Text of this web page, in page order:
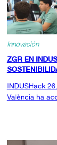
Innovación
ZGR EN
INDUSHack
València ha